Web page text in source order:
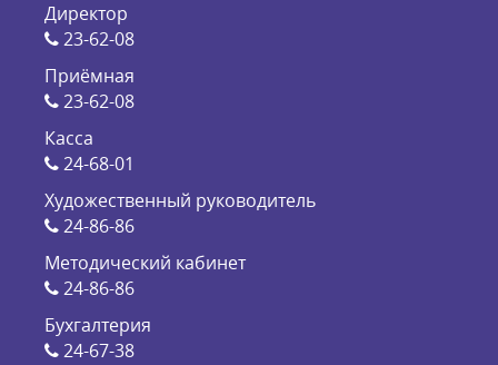
Директор
23-62-08
Приёмная
23-62-08
Касса
24-68-01
Художественный руководитель
24-86-86
Методический кабинет
24-86-86
Бухгалтерия
24-67-38